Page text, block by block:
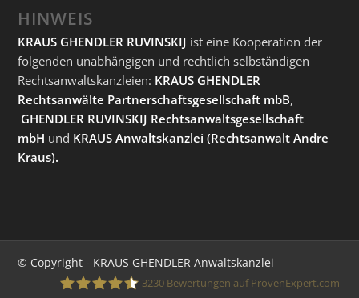
HINWEIS
KRAUS GHENDLER RUVINSKIJ ist eine Kooperation der
folgenden unabhängigen und rechtlich selbständigen
Rechtsanwaltskanzleien: KRAUS GHENDLER
Rechtsanwälte Partnerschaftsgesellschaft mbB,
GHENDLER RUVINSKIJ Rechtsanwaltsgesellschaft
mbH und KRAUS Anwaltskanzlei (Rechtsanwalt Andre
Kraus).
© Copyright - KRAUS GHENDLER Anwaltskanzlei
3230 Bewertungen auf ProvenExpert.com